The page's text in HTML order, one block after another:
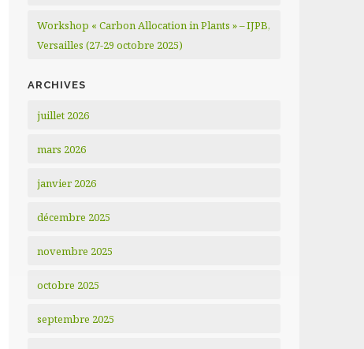
Workshop « Carbon Allocation in Plants » – IJPB,
Versailles (27-29 octobre 2025)
ARCHIVES
juillet 2026
mars 2026
janvier 2026
décembre 2025
novembre 2025
octobre 2025
septembre 2025